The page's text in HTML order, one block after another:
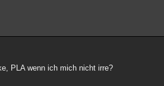
PLA wenn ich mich nicht irre?